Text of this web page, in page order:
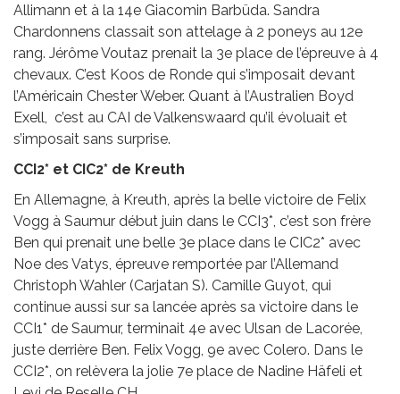
Allimann et à la 14e Giacomin Barbüda. Sandra
Chardonnens classait son attelage à 2 poneys au 12e
rang. Jérôme Voutaz prenait la 3e place de l’épreuve à 4
chevaux. C’est Koos de Ronde qui s’imposait devant
l’Américain Chester Weber. Quant à l’Australien Boyd
Exell, c’est au CAI de Valkenswaard qu’il évoluait et
s’imposait sans surprise.
CCI2* et CIC2* de Kreuth
En Allemagne, à Kreuth, après la belle victoire de Felix
Vogg à Saumur début juin dans le CCI3*, c’est son frère
Ben qui prenait une belle 3e place dans le CIC2* avec
Noe des Vatys, épreuve remportée par l’Allemand
Christoph Wahler (Carjatan S). Camille Guyot, qui
continue aussi sur sa lancée après sa victoire dans le
CCI1* de Saumur, terminait 4e avec Ulsan de Lacorée,
juste derrière Ben. Felix Vogg, 9e avec Colero. Dans le
CCI2*, on relèvera la jolie 7e place de Nadine Häfeli et